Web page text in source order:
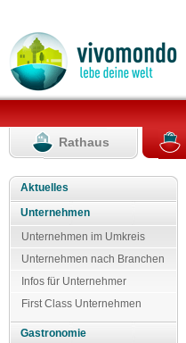
Rathaus
Aktuelles
Unternehmen
Unternehmen im Umkreis
Unternehmen nach Branchen
Infos für Unternehmer
First Class Unternehmen
Gastronomie